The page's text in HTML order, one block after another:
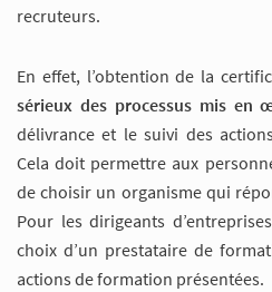
recruteurs.
En effet, l’obtention de la
sérieux des processus mis en
délivrance et le suivi des
Cela doit permettre aux
de choisir un organisme qui
Pour les dirigeants
choix d’un prestataire de
actions de formation présentées.